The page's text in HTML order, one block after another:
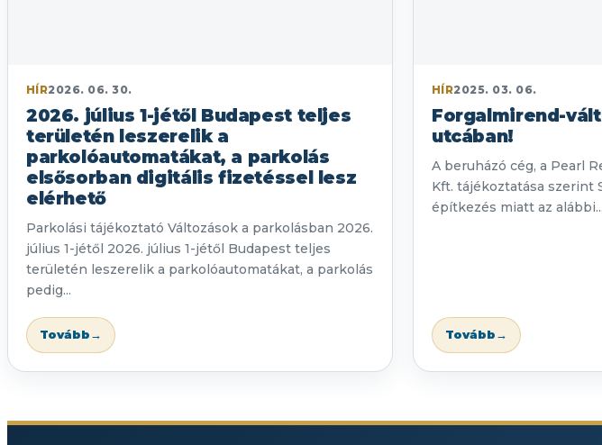
HÍR2026. 06. 30.
2026. július 1-jétől Budapest teljes
területén leszerelik a
parkolóautomatákat, a parkolás
elsősorban digitális fizetéssel lesz
elérhető
Parkolási tájékoztató Változások a parkolásban 2026.
július 1-jétől 2026. július 1-jétől Budapest teljes
területén leszerelik a parkolóautomatákat, a parkolás
pedig...
Tovább→
HÍR2025. 03. 06.
Forgalmirend-
utcában!
A beruházó cég, a Pearl
Kft. tájékoztatása szerint
építkezés miatt az alábbi...
Tovább→